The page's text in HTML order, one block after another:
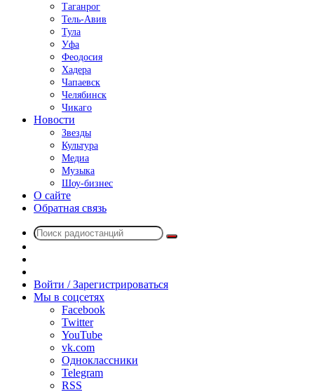
Таганрог
Тель-Авив
Тула
Уфа
Феодосия
Хадера
Чапаевск
Челябинск
Чикаго
Новости
Звезды
Культура
Медиа
Музыка
Шоу-бизнес
О сайте
Обратная связь
Поиск
радио
Войти / Зарегистрироваться
Мы в соцсетях
Facebook
Twitter
YouTube
vk.com
Одноклассники
Telegram
RSS